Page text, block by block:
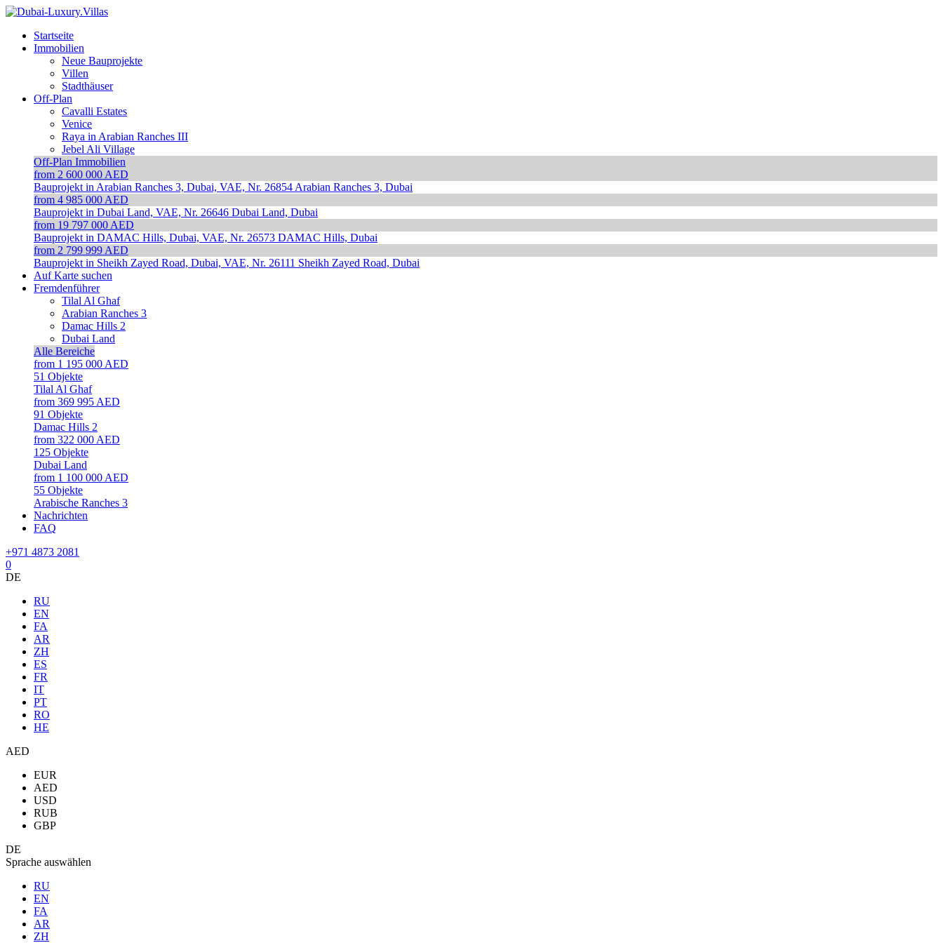
Startseite
Immobilien
Neue Bauprojekte
Villen
Stadthäuser
Off-Plan
Cavalli Estates
Venice
Raya in Arabian Ranches III
Jebel Ali Village
Off-Plan Immobilien
from 2 600 000 AED
Bauprojekt in Arabian Ranches 3, Dubai, VAE, Nr. 26854 Arabian Ranches 3, Dubai
from 4 985 000 AED
Bauprojekt in Dubai Land, VAE, Nr. 26646 Dubai Land, Dubai
from 19 797 000 AED
Bauprojekt in DAMAC Hills, Dubai, VAE, Nr. 26573 DAMAC Hills, Dubai
from 2 799 999 AED
Bauprojekt in Sheikh Zayed Road, Dubai, VAE, Nr. 26111 Sheikh Zayed Road, Dubai
Auf Karte suchen
Fremdenführer
Tilal Al Ghaf
Arabian Ranches 3
Damac Hills 2
Dubai Land
Alle Bereiche
from 1 195 000 AED
51 Objekte
Tilal Al Ghaf
from 369 995 AED
91 Objekte
Damac Hills 2
from 322 000 AED
125 Objekte
Dubai Land
from 1 100 000 AED
55 Objekte
Arabische Ranches 3
Nachrichten
FAQ
+971 4873 2081
0
DE
RU
EN
FA
AR
ZH
ES
FR
IT
PT
RO
HE
AED
EUR
AED
USD
RUB
GBP
DE
Sprache auswählen
RU
EN
FA
AR
ZH